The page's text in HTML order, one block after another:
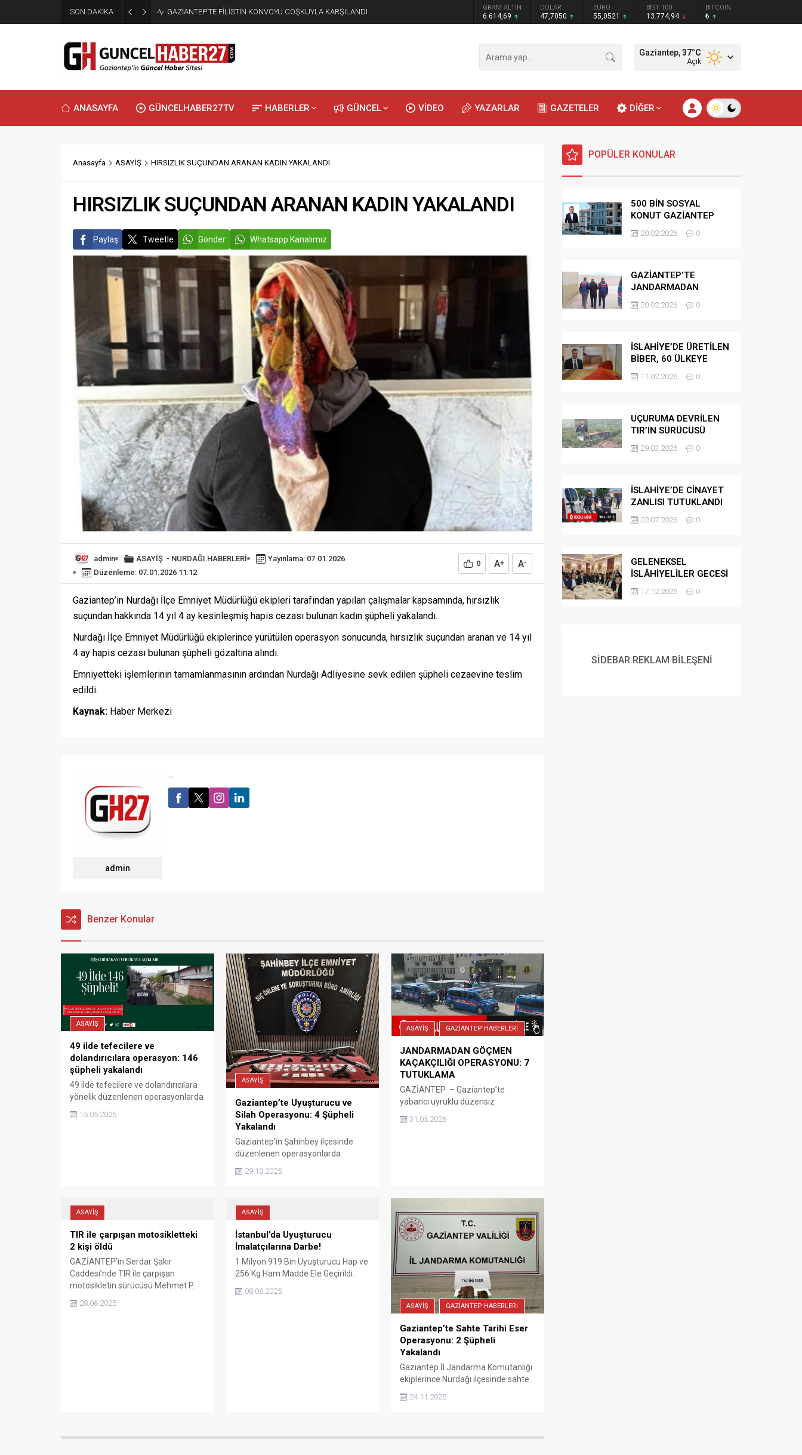
SON DAKİKA GAZİANTEP’TE FİLİSTİN KONVOYU COŞKUYLA KARŞILANDI GRAM ALTIN
6.614,69
DOLAR
47,7050
EURO
55,0521
BIST 100
13.774,94
BITCOIN
₺
Gaziantep,37°C
Açık
ANASAYFA GÜNCELHABER27TV HABERLER GÜNCEL VİDEO YAZARLAR GAZETELER DİĞER
Anasayfa ASAYİŞ HIRSIZLIK SUÇUNDAN ARANAN KADIN YAKALANDI
HIRSIZLIK SUÇUNDAN ARANAN KADIN YAKALANDI
Paylaş Tweetle Gönder Whatsapp Kanalımız
admin ASAYİŞ - NURDAĞI HABERLERİ
Yayınlama: 07.01.2026
Düzenleme: 07.01.2026 11:12
0 A+ A-
Gaziantep’in Nurdağı İlçe Emniyet Müdürlüğü ekipleri tarafından yapılan çalışmalar kapsamında, hırsızlık
suçundan hakkında 14 yıl 4 ay kesinleşmiş hapis cezası bulunan kadın şüpheli yakalandı.
Nurdağı İlçe Emniyet Müdürlüğü ekiplerince yürütülen operasyon sonucunda, hırsızlık suçundan aranan ve 14 yıl
4 ay hapis cezası bulunan şüpheli gözaltına alındı.
Emniyetteki işlemlerinin tamamlanmasının ardından Nurdağı Adliyesine sevk edilen şüpheli cezaevine teslim
edildi.
Kaynak: Haber Merkezi
admin
...
Benzer Konular
ASAYİŞ
49 ilde tefecilere ve
dolandırıcılara operasyon: 146
şüpheli yakalandı
49 ilde tefecilere ve dolandırıcılara
yönelik düzenlenen operasyonlarda
146 şüpheli yakalandı. Operasyonlar
sonucu sahte altın atölyesi deşifre
15.05.2025
ASAYİŞ
Gaziantep’te Uyuşturucu ve
Silah Operasyonu: 4 Şüpheli
Yakalandı
Gaziantep’in Şahinbey ilçesinde
düzenlenen operasyonlarda
uyuşturucu ve silah ele geçirilirken 4
şüpheli yakalandı.
29.10.2025
ASAYİŞ GAZİANTEP HABERLERİ
JANDARMADAN GÖÇMEN
KAÇAKÇILIĞI OPERASYONU: 7
TUTUKLAMA
GAZİANTEP – Gaziantep’te
yabancı uyruklu düzensiz
yollarla girişini organize ettikleri,
ekipleri, düzensiz göçmenlerin
Türkiye’ye yasa dışı yollarla girişini
organize eden, ülkeye getirdikleri
göçmenleri alıkoyarak darp ettikleri
31.05.2026
ASAYİŞ
TIR ile çarpışan motosikletteki
2 kişi öldü
GAZİANTEP’in Serdar Şakır
Caddesi’nde TIR ile çarpışan
motosikletin sürücüsü Mehmet P.
(25) ile arkasındaki Halil G. (52)
yaşamını kaybetti.
28.06.2025
ASAYİŞ
İstanbul’da Uyuşturucu
İmalatçılarına Darbe!
1 Milyon 919 Bin Uyuşturucu Hap ve
256 Kg Ham Madde Ele Geçirildi.
08.08.2025
ASAYİŞ GAZİANTEP HABERLERİ
Gaziantep’te Sahte Tarihi Eser
Operasyonu: 2 Şüpheli
Yakalandı
Gaziantep İl Jandarma Komutanlığı
ekiplerince Nurdağı ilçesinde sahte
çalıştıkları belirlenen 2 şüpheli
24.11.2025
POPÜLER KONULAR
500 BİN SOSYAL
KONUT GAZİANTEP
HAK SAHİPLİĞİ
BELİRLEME KURASI-
20.02.2026 0
GAZİANTEP’TE
JANDARMADAN
GÖÇMEN
KAÇAKÇILARINA
20.02.2026 0
İSLAHİYE’DE ÜRETİLEN
BİBER, 60 ÜLKEYE
İHRAÇ EDİLİYOR
11.02.2026 0
UÇURUMA DEVRİLEN
TIR’IN SÜRÜCÜSÜ
HAYATINI KAYBETTİ
29.03.2026 0
İSLAHİYE’DE CİNAYET
ZANLISI TUTUKLANDI
02.07.2026 0
GELENEKSEL
İSLÂHİYELİLER GECESİ
DÜZENLENDİ
17.12.2025 0
SİDEBAR REKLAM BİLEŞENİ